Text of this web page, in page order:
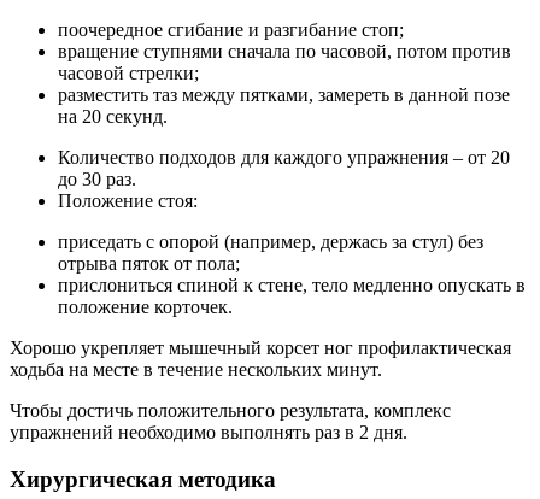
поочередное сгибание и разгибание стоп;
вращение ступнями сначала по часовой, потом против
часовой стрелки;
разместить таз между пятками, замереть в данной позе
на 20 секунд.
Количество подходов для каждого упражнения – от 20
до 30 раз.
Положение стоя:
приседать с опорой (например, держась за стул) без
отрыва пяток от пола;
прислониться спиной к стене, тело медленно опускать в
положение корточек.
Хорошо укрепляет мышечный корсет ног профилактическая
ходьба на месте в течение нескольких минут.
Чтобы достичь положительного результата, комплекс
упражнений необходимо выполнять раз в 2 дня.
Хирургическая методика